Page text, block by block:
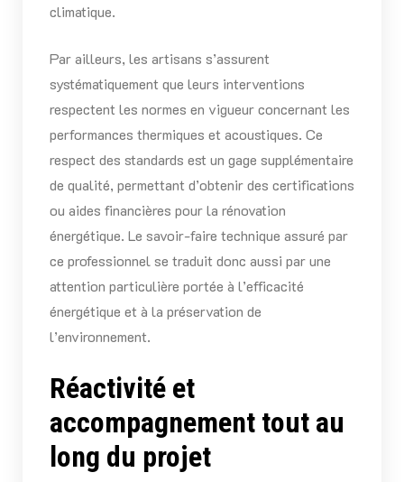
climatique.
Par ailleurs, les artisans s’assurent
systématiquement que leurs interventions
respectent les normes en vigueur concernant les
performances thermiques et acoustiques. Ce
respect des standards est un gage supplémentaire
de qualité, permettant d’obtenir des certifications
ou aides financières pour la rénovation
énergétique. Le savoir-faire technique assuré par
ce professionnel se traduit donc aussi par une
attention particulière portée à l’efficacité
énergétique et à la préservation de
l’environnement.
Réactivité et
accompagnement tout au
long du projet